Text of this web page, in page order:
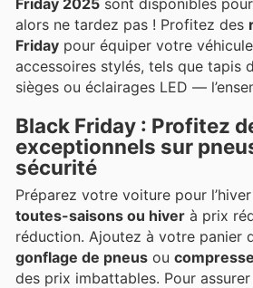
alors ne tardez pas ! Profitez des
Friday pour équiper votre
accessoires stylés, tels que tapis
sièges ou éclairages LED —
Black Friday : Profitez
exceptionnels sur
sécurité
Préparez votre voiture pour
toutes-saisons ou hiver à prix
réduction. Ajoutez à votre panier
gonflage de pneus ou
des prix imbattables. Pour